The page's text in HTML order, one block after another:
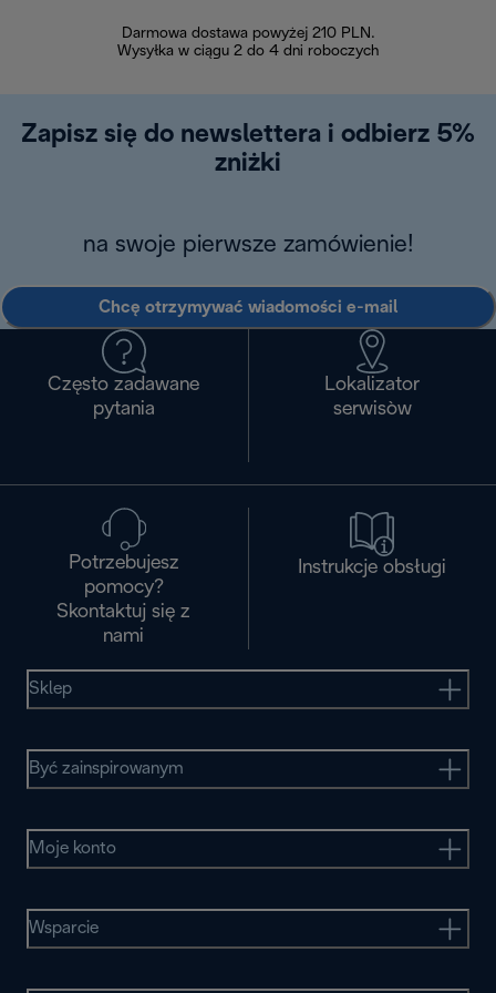
Darmowa dostawa powyżej 210 PLN.
Wysyłka w ciągu 2 do 4 dni roboczych
Zapisz się do newslettera i odbierz 5%
zniżki
na swoje pierwsze zamówienie!
Chcę otrzymywać wiadomości e-mail
Często zadawane
pytania
Lokalizator
serwisòw
Potrzebujesz
pomocy?
Skontaktuj się z
nami
Instrukcje obsługi
Sklep
Być zainspirowanym
Moje konto
Wsparcie